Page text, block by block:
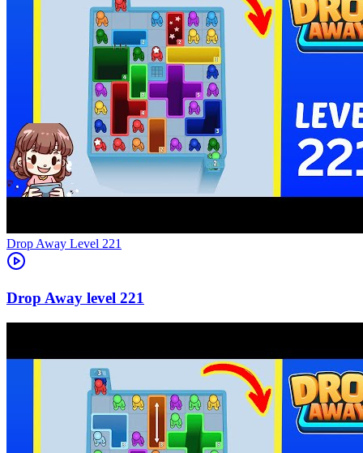
Level 221
221